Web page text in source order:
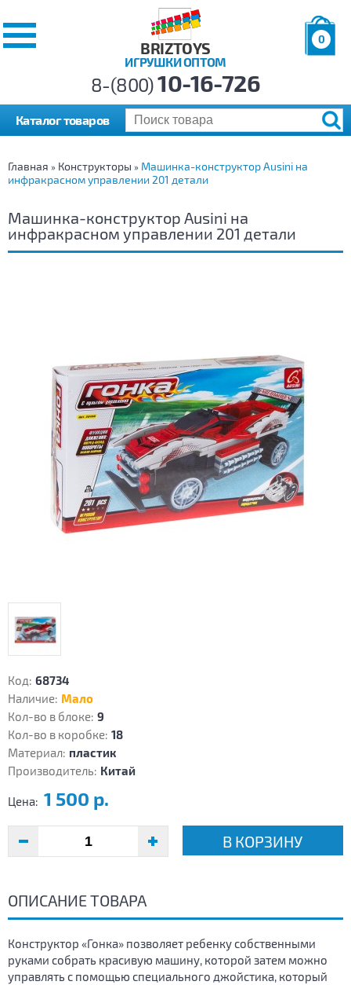
BRIZTOYS
ИГРУШКИ ОПТОМ
0
р.
8-(800)10-16-726
Каталог товаров
Главная » Конструкторы » Машинка-конструктор Ausini на
инфракрасном управлении 201 детали
Машинка-конструктор Ausini на
инфракрасном управлении 201 детали
Код: 68734
Наличие: Мало
Кол-во в блоке: 9
Кол-во в коробке: 18
Материал: пластик
Производитель: Китай
Цена: 1 500 р.
В КОРЗИНУ
ОПИСАНИЕ ТОВАРА
Конструктор «Гонка» позволяет ребенку собственными
руками собрать красивую машину, которой затем можно
управлять с помощью специального джойстика, который